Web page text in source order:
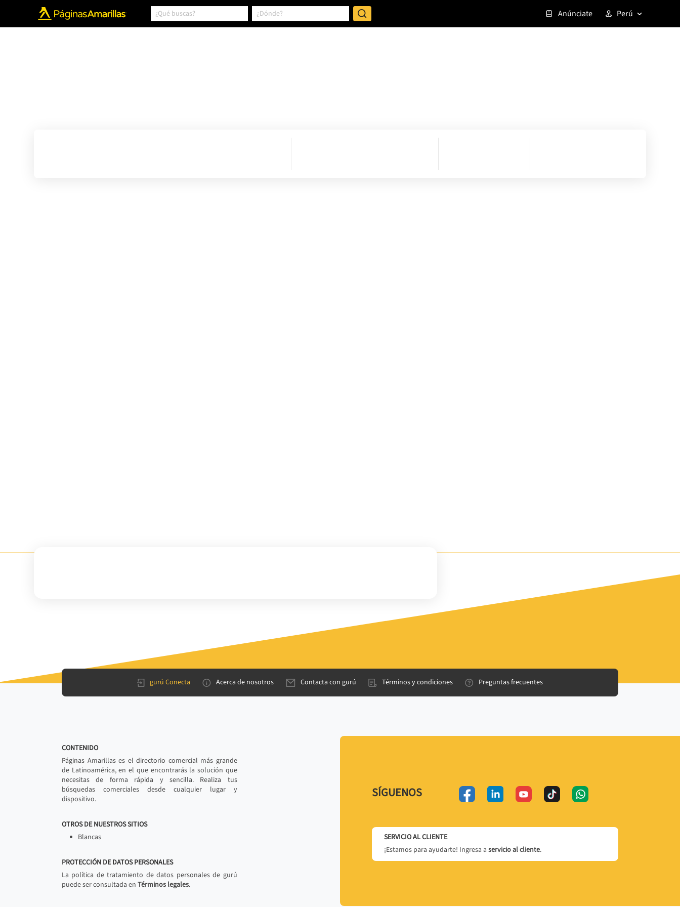
Anúnciate Perú
gurú Conecta Acerca de nosotros Contacta con gurú Términos y condiciones Preguntas frecuentes
CONTENIDO
Páginas Amarillas es el directorio comercial más grande
de Latinoamérica, en el que encontrarás la solución que
necesitas de forma rápida y sencilla. Realiza tus
búsquedas comerciales desde cualquier lugar y
dispositivo.
OTROS DE NUESTROS SITIOS
Blancas
PROTECCIÓN DE DATOS PERSONALES
La política de tratamiento de datos personales de gurú
puede ser consultada en Términos legales.
SÍGUENOS
SERVICIO AL CLIENTE
¡Estamos para ayudarte! Ingresa a servicio al cliente.